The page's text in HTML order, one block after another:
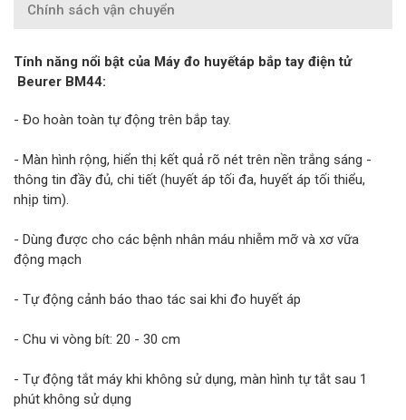
Chính sách vận chuyển
Tính năng nổi bật của Máy đo huyếtáp bắp tay điện tử
Beurer BM44:
- Đo hoàn toàn tự động trên bắp tay.
- Màn hình rộng, hiển thị kết quả rõ nét trên nền trắng sáng -
thông tin đầy đủ, chi tiết (huyết áp tối đa, huyết áp tối thiểu,
nhịp tim).
- Dùng được cho các bệnh nhân máu nhiễm mỡ và xơ vữa
động mạch
- Tự động cảnh báo thao tác sai khi đo huyết áp
- Chu vi vòng bít: 20 - 30 cm
- Tự động tắt máy khi không sử dụng, màn hình tự tắt sau 1
phút không sử dụng